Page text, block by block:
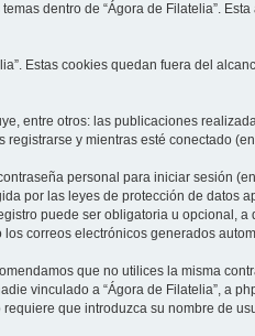
dentro de “Ágora de Filatelia”.
Estas cookies quedan fuera del
entre otros: las publicaciones
y mientras esté conectado
personal para iniciar sesión
por las leyes de protección de
puede ser obligatoria u opcional, a
correos electrónicos generados
que no utilices la misma
vinculado a “Ágora de Filatelia”, a
que introduzca su nombre de